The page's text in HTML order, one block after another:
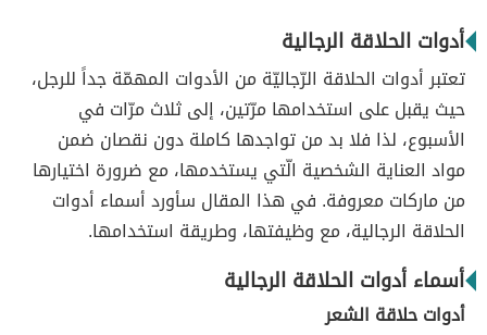
أدوات الحلاقة الرجالية
تعتبر أدوات الحلاقة الرّجاليّة من الأدوات المهمّة جداً للرجل،
حيث يقبل على استخدامها مرّتين، إلى ثلاث مرّات في
الأسبوع، لذا فلا بد من تواجدها كاملة دون نقصان ضمن
مواد العناية الشخصية الّتي يستخدمها، مع ضرورة اختيارها
من ماركات معروفة. في هذا المقال سأورد أسماء أدوات
الحلاقة الرجالية، مع وظيفتها، وطريقة استخدامها.
أسماء أدوات الحلاقة الرجالية
أدوات حلاقة الشعر